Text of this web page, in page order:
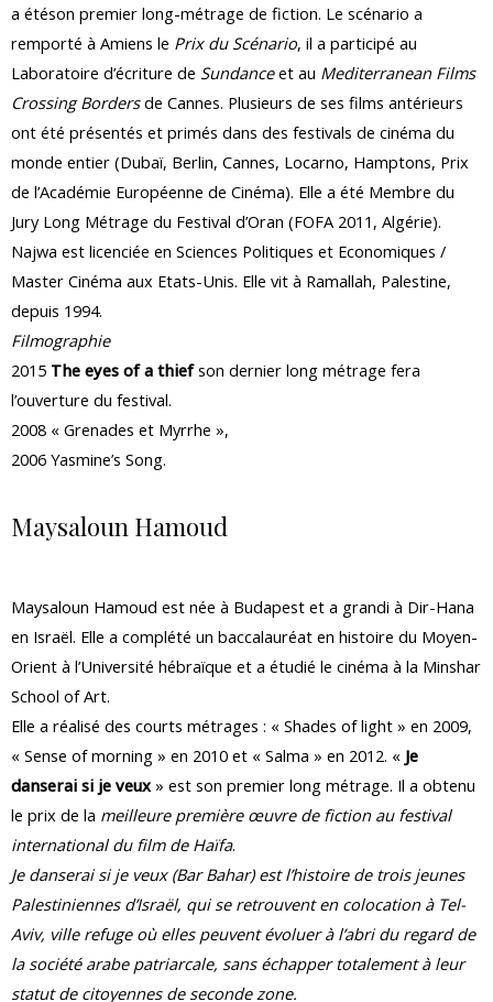
a étéson premier long-métrage de fiction. Le scénario a
remporté à Amiens le Prix du Scénario, il a participé au
Laboratoire d’écriture de Sundanceet au Mediterranean Films
Crossing Bordersde Cannes. Plusieurs de ses films antérieurs
ont été présentés et primés dans des festivals de cinéma du
monde entier (Dubaï, Berlin, Cannes, Locarno, Hamptons, Prix
de l’Académie Européenne de Cinéma). Elle a été Membre du
Jury Long Métrage du Festival d’Oran (FOFA 2011, Algérie).
Najwa est licenciée en Sciences Politiques et Economiques /
Master Cinéma aux Etats-Unis. Elle vit à Ramallah, Palestine,
depuis 1994.
Filmographie
2015 The eyes of a thiefson dernier long métrage fera
l’ouverture du festival.
2008 « Grenades et Myrrhe »,
2006 Yasmine’s Song.
Maysaloun Hamoud
Maysaloun Hamoud est née à Budapest et a grandi à Dir-Hana
en Israël. Elle a complété un baccalauréat en histoire du Moyen-
Orient à l’Université hébraïque et a étudié le cinéma à la Minshar
School of Art.
Elle a réalisé des courts métrages : « Shades of light » en 2009,
« Sense of morning » en 2010 et « Salma » en 2012. « Je
danserai si je veux» est son premier long métrage. Il a obtenu
le prix de la meilleure première œuvre de fiction au festival
international du film de Haïfa.
Je danserai si je veux (Bar Bahar) est l’histoire de trois jeunes
Palestiniennes d’Israël, qui se retrouvent en colocation à Tel-
Aviv, ville refuge où elles peuvent évoluer à l’abri du regard de
la société arabe patriarcale, sans échapper totalement à leur
statut de citoyennes de seconde zone.